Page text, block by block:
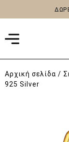
Αρχική σελίδα /
925 Silver